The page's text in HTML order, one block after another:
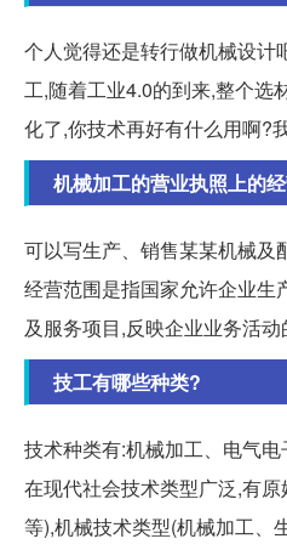
个人觉得还是转行做机械设计
工,随着工业4.0的到来,整个选
化了,你技术再好有什么用啊?
机械加工的营业执照上的
可以写生产、销售某某机械及
经营范围是指国家允许企业生
及服务项目,反映企业业务活动
技工有哪些种类?
技术种类有:机械加工、电气电
在现代社会技术类型广泛,有
等),机械技术类型(机械加工、